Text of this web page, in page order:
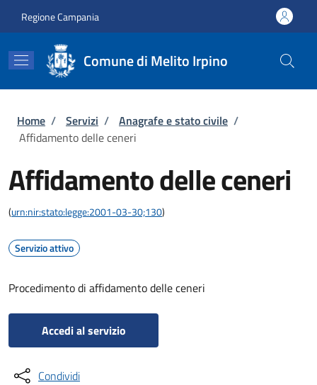
Regione Campania
Comune di Melito Irpino
Briciole di pane
Home / Servizi / Anagrafe e stato civile /
Affidamento delle ceneri
Affidamento delle ceneri
(urn:nir:stato:legge:2001-03-30;130)
Servizio attivo
Procedimento di affidamento delle ceneri
Accedi al servizio
Condividi